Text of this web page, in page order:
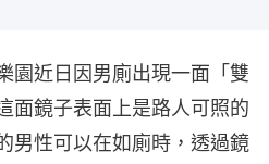
園近日因男廁出現一面「雙
面鏡子表面上是路人可照的
男性可以在如廁時，透過鏡